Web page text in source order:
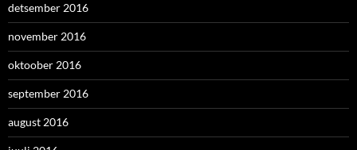
detsember 2016
november 2016
oktoober 2016
september 2016
august 2016